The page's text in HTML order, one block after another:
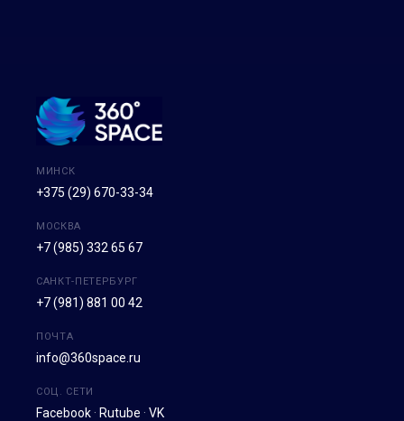
МИНСК
+375 (29) 670-33-34
МОСКВА
+7 (985) 332 65 67
САНКТ-ПЕТЕРБУРГ
+7 (981) 881 00 42
ПОЧТА
info@360space.ru
СОЦ. СЕТИ
Facebook · Rutube · VK